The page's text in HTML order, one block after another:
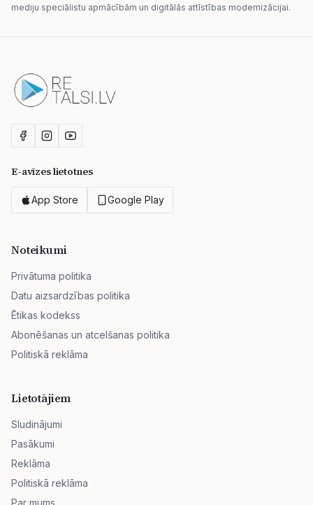
mediju speciālistu apmācībām un digitālās attīstības modernizācijai.
E-avīzes lietotnes
App Store Google Play
Noteikumi
Privātuma politika
Datu aizsardzības politika
Ētikas kodekss
Abonēšanas un atcelšanas politika
Politiskā reklāma
Lietotājiem
Sludinājumi
Pasākumi
Reklāma
Politiskā reklāma
Par mums